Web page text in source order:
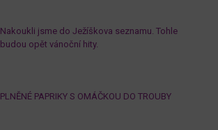
Nakoukli jsme do Ježíškova seznamu. Tohle
budou opět vánoční hity.
PLNĚNÉ PAPRIKY S OMÁČKOU DO TROUBY